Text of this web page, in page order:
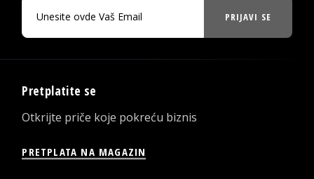
PRIJAVI SE
Pretplatite se
Otkrijte priče koje pokreću biznis
PRETPLATA NA MAGAZIN